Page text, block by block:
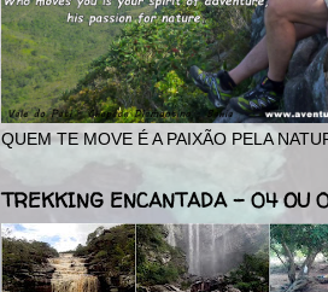
QUEM TE MOVE É A PAIXÃO PELA
TREKKING ENCANTADA - 04 OU